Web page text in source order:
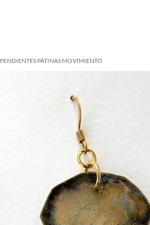
PENDIENTES PÁTINAS MOVIMIENTO